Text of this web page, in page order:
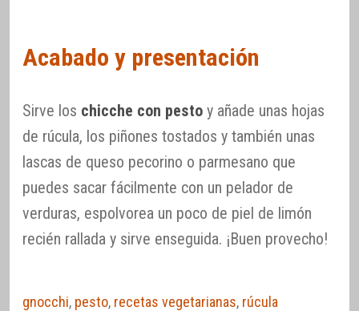
Acabado y presentación
Sirve los chicche con pesto y añade unas hojas
de rúcula, los piñones tostados y también unas
lascas de queso pecorino o parmesano que
puedes sacar fácilmente con un pelador de
verduras, espolvorea un poco de piel de limón
recién rallada y sirve enseguida. ¡Buen provecho!
gnocchi, pesto, recetas vegetarianas, rúcula